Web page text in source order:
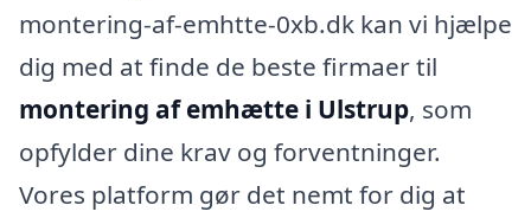
montering-af-emhtte-0xb.dk kan vi hjælpe
dig med at finde de beste firmaer til
montering af emhætte i Ulstrup, som
opfylder dine krav og forventninger.
Vores platform gør det nemt for dig at